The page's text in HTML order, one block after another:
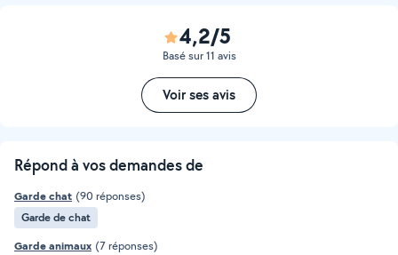
4,2/5
Basé sur 11 avis
Voir ses avis
Répond à vos demandes de
Garde chat (90 réponses)
Garde de chat
Garde animaux (7 réponses)